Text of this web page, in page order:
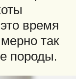
время
так
породы.